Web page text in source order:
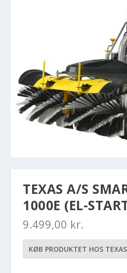
TEXAS A/S
1000E (EL-
9.499,00 kr.
KØB PRODUKTET HOS